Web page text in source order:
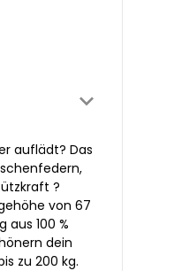
auflädt? Das
?
von 67
100 %
dein
zu 200 kg.